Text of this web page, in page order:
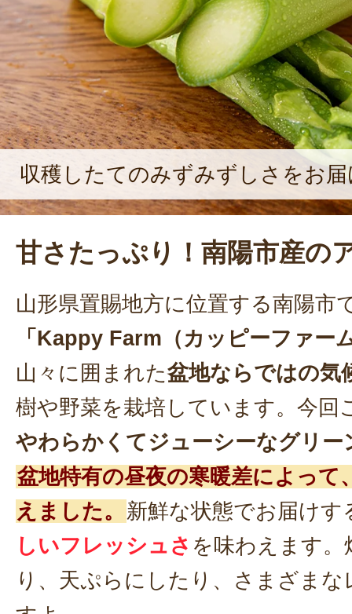
「お客さんと対話しながら農作物を
しています。ゆくゆくは、自分で育
った農家カフェをやりたいと思って
なる目標を語ってくれた。
収穫したてのみずみずしさをお届
甘さたっぷり！南陽市産の
山形県置賜地方に位置する南陽市
「Kappy Farm（カッピーファー
山々に囲まれた盆地ならではの気
樹や野菜を栽培しています。今回
やわらかくてジューシーなグリー
盆地特有の昼夜の寒暖差によって
えました。 新鮮な状態でお届けす
しいフレッシュさ を味わえます
り、天ぷらにしたり、さまざま